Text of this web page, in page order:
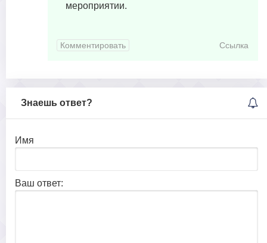
мероприятии.
Комментировать Ссылка
Знаешь ответ?
Имя
Ваш ответ: